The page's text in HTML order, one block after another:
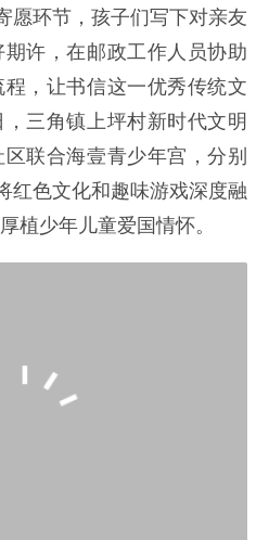
愿环节，孩子们写下对亲友
许，在邮政工作人员协助
，让书信这一优秀传统文
三角镇上坪村新时代文明
联合海壹青少年宫，分别
红色文化和趣味游戏深度融
植少年儿童爱国情怀。